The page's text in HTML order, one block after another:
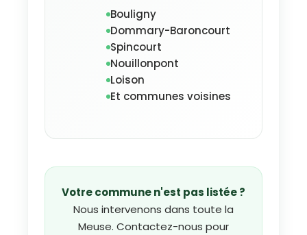
Bouligny
Dommary-Baroncourt
Spincourt
Nouillonpont
Loison
Et communes voisines
Votre commune n'est pas listée ?
Nous intervenons dans toute la
Meuse. Contactez-nous pour